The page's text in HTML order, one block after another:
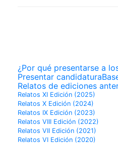
¿Por qué presentarse a
Presentar candidatura
Relatos de ediciones
Relatos XI Edición (2025)
Relatos X Edición (2024)
Relatos IX Edición (2023)
Relatos VIII Edición (2022)
Relatos VII Edición (2021)
Relatos VI Edición (2020)